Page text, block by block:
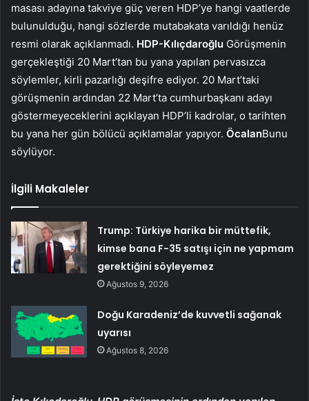
masası adayına takviye güç veren HDP’ye hangi vaatlerde
bulunulduğu, hangi sözlerde mutabakata varıldığı henüz
resmi olarak açıklanmadı. HDP-Kılıçdaroğlu Görüşmenin
gerçekleştiği 20 Mart’tan bu yana yapılan pervasızca
söylemler, kirli pazarlığı deşifre ediyor. 20 Mart’taki
görüşmenin ardından 22 Mart’ta cumhurbaşkanı adayı
göstermeyeceklerini açıklayan HDP’li kadrolar, o tarihten
bu yana her gün bölücü açıklamalar yapıyor. ÖcalanBunu
söylüyor.
İlgili Makaleler
Trump: Türkiye harika bir müttefik,
kimse bana F-35 satışı için ne yapmam
gerektiğini söyleyemez
Ağustos 9, 2026
Doğu Karadeniz’de kuvvetli sağanak
uyarısı
Ağustos 8, 2026